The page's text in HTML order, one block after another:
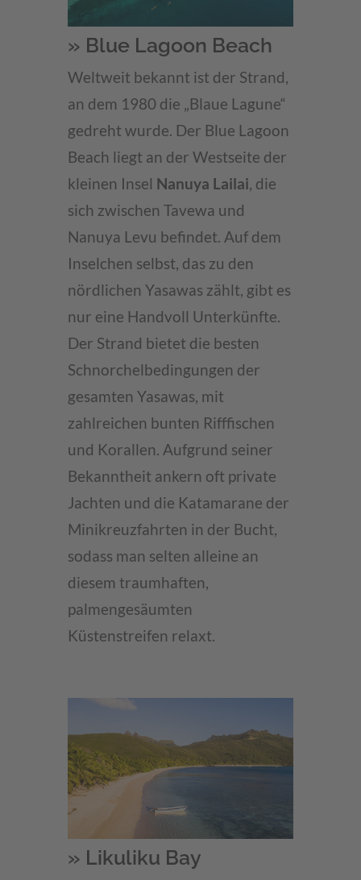
» Blue Lagoon Beach
Weltweit bekannt ist der Strand,
an dem 1980 die „Blaue Lagune“
gedreht wurde. Der Blue Lagoon
Beach liegt an der Westseite der
kleinen Insel Nanuya Lailai, die
sich zwischen Tavewa und
Nanuya Levu befindet. Auf dem
Inselchen selbst, das zu den
nördlichen Yasawas zählt, gibt es
nur eine Handvoll Unterkünfte.
Der Strand bietet die besten
Schnorchelbedingungen der
gesamten Yasawas, mit
zahlreichen bunten Rifffischen
und Korallen. Aufgrund seiner
Bekanntheit ankern oft private
Jachten und die Katamarane der
Minikreuzfahrten in der Bucht,
sodass man selten alleine an
diesem traumhaften,
palmengesäumten
Küstenstreifen relaxt.
» Likuliku Bay